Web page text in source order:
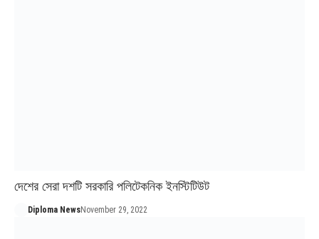
দেশের সেরা দশটি সরকারি পলিটেকনিক ইনস্টিটিউট
Diploma NewsNovember 29, 2022